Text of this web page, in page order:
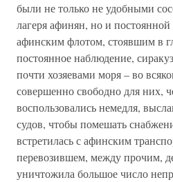
были не только не удобными
лагеря афинян, но и постоянной
афинским флотом, стоявшим в
постоянное наблюдение,
почти хозяевами моря – во
совершенно свободно для них,
воспользовались немедля,
судов, чтобы помешать
встретилась с афинским
перевозившем, между прочим,
уничтожила большое число